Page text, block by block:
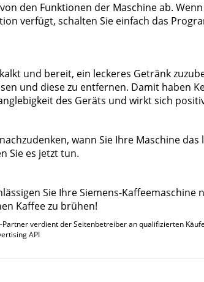
den Funktionen der Maschine ab.
verfügt, schalten Sie einfach das
und bereit, ein leckeres Getränk
und diese zu entfernen. Damit haben
des Geräts und wirkt sich
wann Sie Ihre Maschine
Sie es jetzt tun.
Sie Ihre Siemens-
Kaffee zu brühen!
verdient der Seitenbetreiber an qualifizierten
API